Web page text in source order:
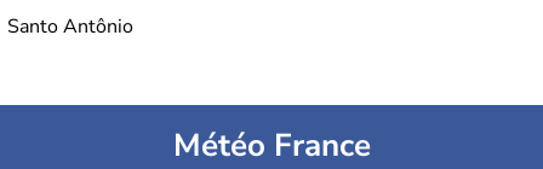
Santo Antônio
Météo France